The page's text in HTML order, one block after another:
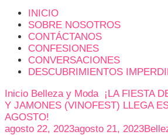
INICIO
SOBRE NOSOTROS
CONTÁCTANOS
CONFESIONES
CONVERSACIONES
DESCUBRIMIENTOS
Inicio Belleza y Moda ¡LA FIESTA
Y JAMONES (VINOFEST) LLEGA
AGOSTO!
agosto 22, 2023agosto 21, 2023